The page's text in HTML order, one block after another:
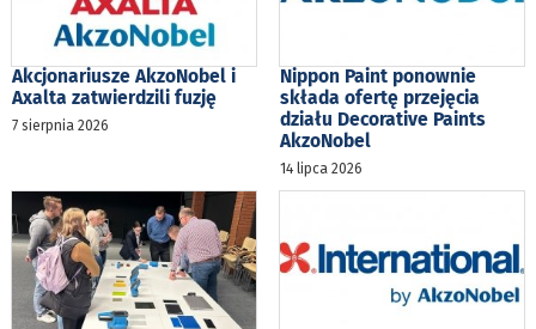
Akcjonariusze AkzoNobel i
Axalta zatwierdzili fuzję
7 sierpnia 2026
Nippon Paint ponownie
składa ofertę przejęcia
działu Decorative Paints
AkzoNobel
14 lipca 2026